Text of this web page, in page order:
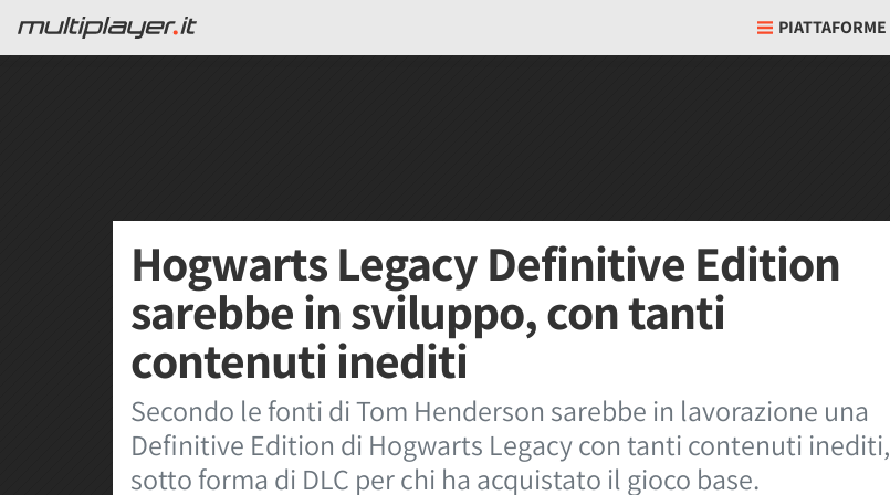
PIATTAFORME
Hogwarts Legacy Definitive Edition
sarebbe in sviluppo, con tanti
contenuti inediti
Secondo le fonti di Tom Henderson sarebbe in lavorazione una
Definitive Edition di Hogwarts Legacy con tanti contenuti inediti,
sotto forma di DLC per chi ha acquistato il gioco base.